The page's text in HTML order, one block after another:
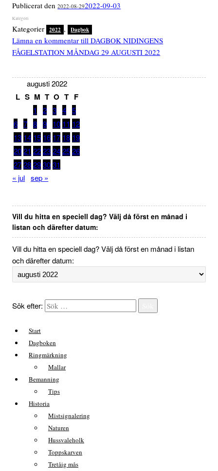
Publicerat den2022-08-292022-09-03
Kategorier 2022 , Dagbok
Lämna en kommentar till DAGBOK NIDINGENS
FÅGELSTATION MÅNDAG 29 AUGUSTI 2022
augusti 2022
L S M T O T F
1 2 3 4 5
6 7 8 9 10 11 12
13 14 15 16 17 18 19
20 21 22 23 24 25 26
27 28 29 30 31
« jul sep »
Vill du hitta en speciell dag? Välj då först en månad i
listan och därefter datum:
Vill du hitta en speciell dag? Välj då först en månad i listan
och därefter datum:
Sök efter:
Start
Dagboken
Ringmärkning
Mallar
Bemanning
Tips
Historia
Mistsignalering
Naturen
Hussvaleholk
Toppskarven
Tretåig mås